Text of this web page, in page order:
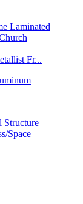
Fr...